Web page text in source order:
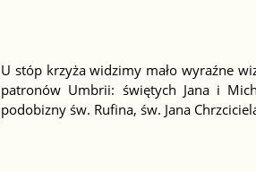
U stóp krzyża widzimy mało wyraźne
patronów Umbrii: świętych Jana i
podobizny św. Rufina, św. Jana